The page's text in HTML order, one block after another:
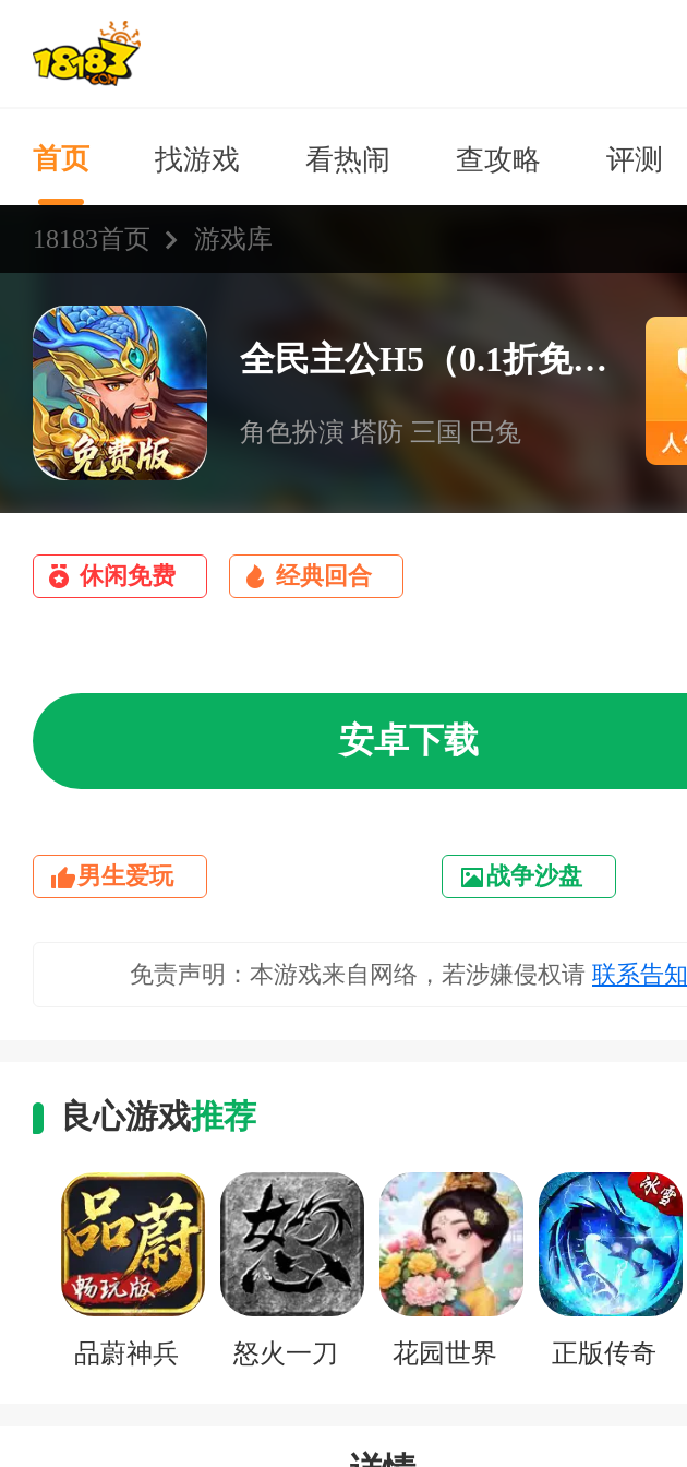
首页 找游戏 看热闹 查攻略 评测
18183首页 游戏库
全民主公H5（0.1折免费版）
角色扮演 塔防 三国 巴兔
休闲免费 经典回合
安卓下载
男生爱玩 战争沙盘
免责声明：本游戏来自网络，若涉嫌侵权请 联系告知
良心游戏推荐
品蔚神兵 怒火一刀 花园世界 正版传奇